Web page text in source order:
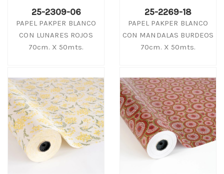
25-2309-06
PAPEL PAKPER BLANCO
CON LUNARES ROJOS
70cm. X 50mts.
25-2269-18
PAPEL PAKPER BLANCO
CON MANDALAS BURDEOS
70cm. X 50mts.